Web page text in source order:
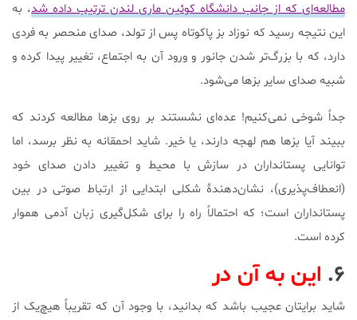
مطالعه‌ای که از جانب دانشگاه کوئین ماری لندن ترتیب داده شد، به
این نتیجه رسید که نوزاد بز پاکوتاه پس از تولد، صدای منحصر به فردی
دارد، که با بزرگ‌تر شدن جانور و ورود آن به اجتماع، تغییر پیدا کرده و
شبیه صدای سایر بزها می‌شود.
جداً شوخی نمی‌کنیم! عده‌ای نشستند بر روی بزها مطالعه کردند که
ببیند آیا بزها هم لهجه دارند، یا خیر. شاید احمقانه به نظر برسد، اما
توانایی پستانداران در سازش با محیط و تغییر دادن صدای خود
(انعطاف‌پذیری)، نشان‌دهندۀ شکلی ابتدایی از ارتباط صوتی در بین
پستانداران است؛ که احتمالاً راه را برای شکل‌گیری زبان آدمی هموار
کرده است.
۶. این به آن در
شاید برایتان عجیب باشد که بدانید، با وجود آن که تقریباً هیچ‌یک از